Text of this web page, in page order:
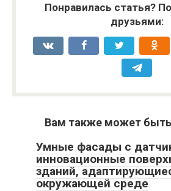
Понравилась статья?
друзьями:
Вам также может быть
Умные фасады с
инновационные
зданий,
окружающей среде